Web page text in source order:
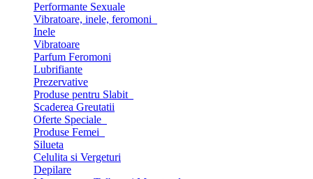
Performante Sexuale
Vibratoare, inele, feromoni
Inele
Vibratoare
Parfum Feromoni
Lubrifiante
Prezervative
Produse pentru Slabit
Scaderea Greutatii
Oferte Speciale
Produse Femei
Silueta
Celulita si Vergeturi
Depilare